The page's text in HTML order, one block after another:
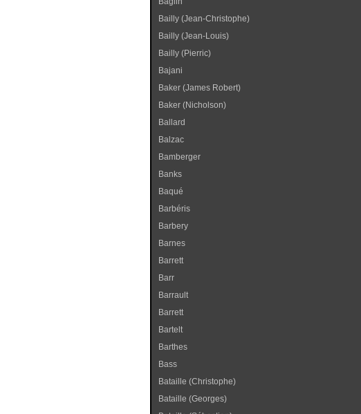
Bailly (Jean-Christophe)
Bailly (Jean-Louis)
Bailly (Pierric)
Bajani
Baker (James Robert)
Baker (Nicholson)
Ballard
Balzac
Bamberger
Banks
Baqué
Barbéris
Barbery
Barnes
Barrett
Barr
Barrault
Barrett
Bartelt
Barthes
Bass
Bataille (Christophe)
Bataille (Georges)